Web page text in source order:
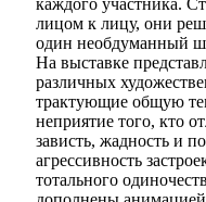
лицом к лицу, они
один необдуманный
На выставке
различных
трактующие общую
неприятие того, кто
зависть, жадность и
агрессивность
тотального